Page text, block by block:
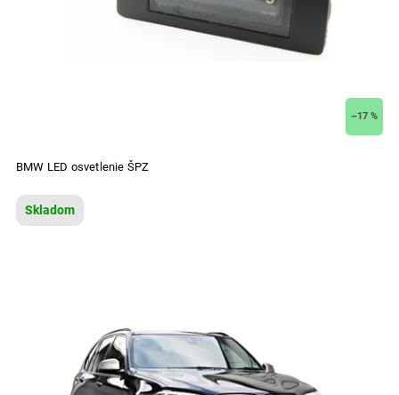
–17 %
BMW LED osvetlenie ŠPZ
Skladom